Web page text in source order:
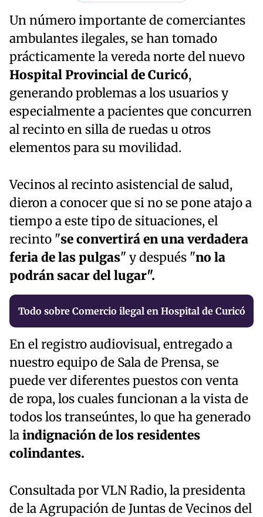
Un número importante de comerciantes
ambulantes ilegales, se han tomado
prácticamente la vereda norte del nuevo
Hospital Provincial de Curicó,
generando problemas a los usuarios y
especialmente a pacientes que concurren
al recinto en silla de ruedas u otros
elementos para su movilidad.
Vecinos al recinto asistencial de salud,
dieron a conocer que si no se pone atajo a
tiempo a este tipo de situaciones, el
recinto "se convertirá en una verdadera
feria de las pulgas" y después "no la
podrán sacar del lugar".
Todo sobre Comercio ilegal en Hospital de Curicó
En el registro audiovisual, entregado a
nuestro equipo de Sala de Prensa, se
puede ver diferentes puestos con venta
de ropa, los cuales funcionan a la vista de
todos los transeúntes, lo que ha generado
laindignación de los residentes
colindantes.
Consultada por VLN Radio, la presidenta
de la Agrupación de Juntas de Vecinos del